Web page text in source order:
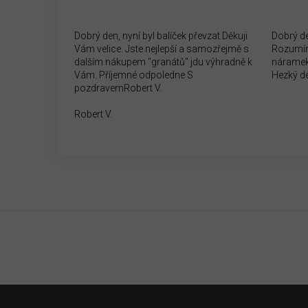
Dobrý den, nyní byl balíček převzat.Děkuji
Vám velice. Jste nejlepší a samozřejmě s
dalším nákupem "granátů" jdu výhradně k
Vám. Příjemné odpoledne S
pozdravemRobert V.
Robert V.
Dobrý
Hezký